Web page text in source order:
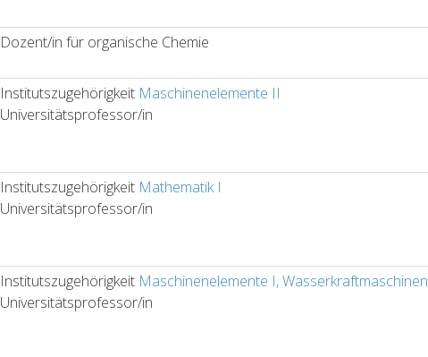
Dozent/in für organische Chemie
Institutszugehörigkeit Maschinenelemente II
Universitätsprofessor/in
Institutszugehörigkeit Mathematik I
Universitätsprofessor/in
Institutszugehörigkeit Maschinenelemente I, Wasserkraftmaschinen
Universitätsprofessor/in